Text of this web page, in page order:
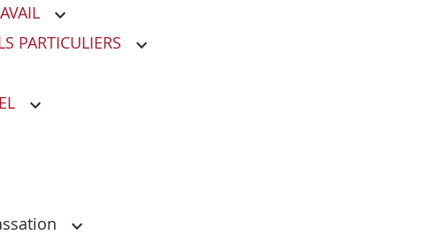
PARTICULIERS